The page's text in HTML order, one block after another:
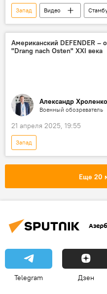
Запад Видео
Украина
Переговоры
замглавы МИД РФ Михаил
Владимир Мединский
Американский DEFENDER –
"Drang nach Osten" XXI века
Александр Хроленко
Военный обозреватель
21 апреля 2025, 19:55
Запад
Спецоперация России по
Пентагон
Европа
Войска
Переброска
Оружие
Производство
Еще 20
Telegram Дзен